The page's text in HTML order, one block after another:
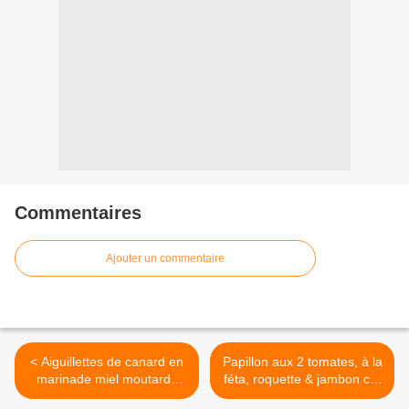
Commentaires
Ajouter un commentaire
< Aiguillettes de canard en
marinade miel moutarde
soja et piment
Papillon aux 2 tomates, à la
féta, roquette & jambon cru
>